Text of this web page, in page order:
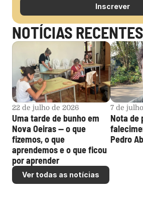
Inscrever
NOTÍCIAS RECENTES
22 de julho de 2026
Uma tarde de bunho em
Nova Oeiras — o que
fizemos, o que
aprendemos e o que ficou
por aprender
7 de
Nota de
Pedro
Ver todas as notícias